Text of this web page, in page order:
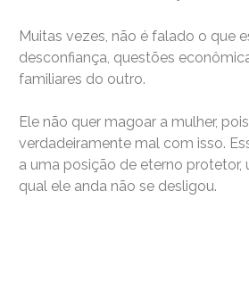
Muitas vezes, não é falado o que
desconfiança, questões
familiares do outro.
Ele não quer magoar a mulher,
verdadeiramente mal com isso.
a uma posição de eterno protetor,
qual ele anda não se desligou.